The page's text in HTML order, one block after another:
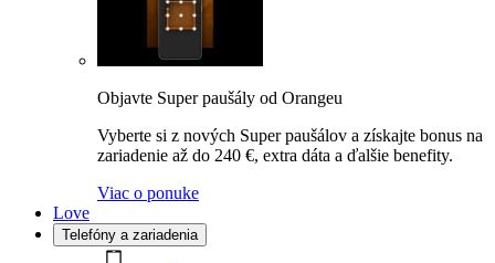
Objavte Super paušály od Orangeu
Vyberte si z nových Super paušálov a získajte bonus na
zariadenie až do 240 €, extra dáta a ďalšie benefity.
Viac o ponuke
Love
Telefóny a zariadenia